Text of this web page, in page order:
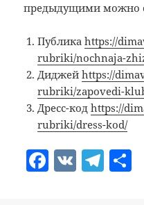
предыдущими можно
Публикаhttps://
rubriki/nochnaja-
Диджейhttps://
rubriki/zapovedi-
Дресс-кодhttps://
rubriki/dress-kod/
F V T